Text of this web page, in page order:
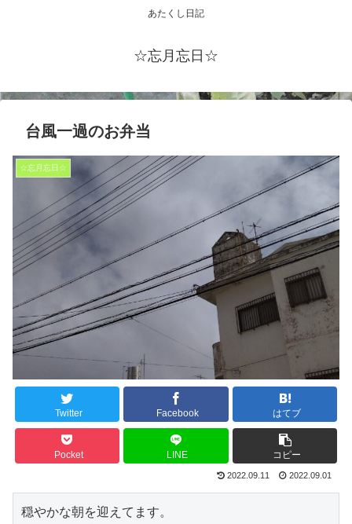
あたくし日記
☆忘月忘日☆
台風一過のお弁当
☆忘月忘日☆
Twitter Facebook はてブ
Pocket LINE コピー
2022.09.11 2022.09.01
穏やかな朝を迎えてます。